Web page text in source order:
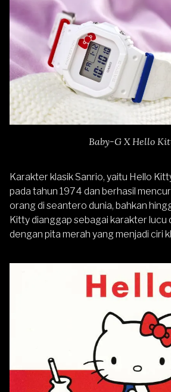
Baby-G X Hello
Karakter klasik Sanrio, yaitu Hello
pada tahun 1974 dan berhasil
orang di seantero dunia, bahkan
Kitty dianggap sebagai karakter lucu
dengan pita merah yang menjadi ciri